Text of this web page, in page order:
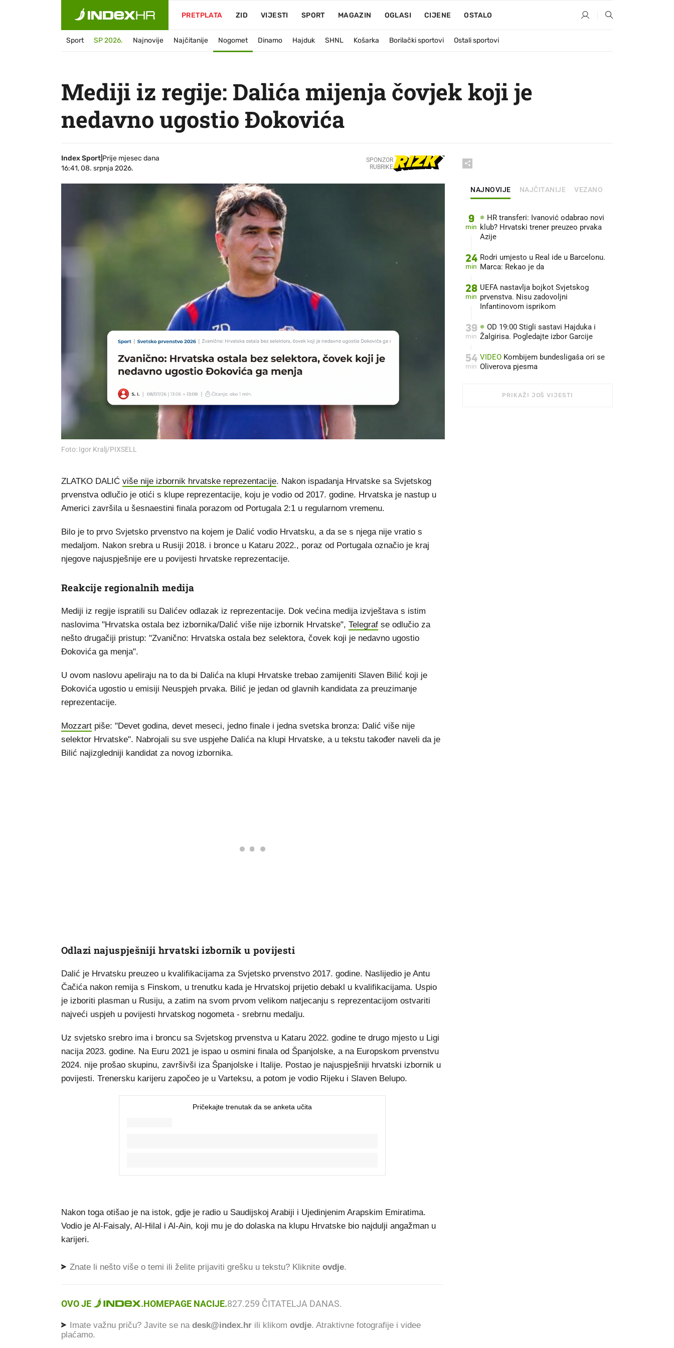
PRETPLATA ZID VIJESTI SPORT MAGAZIN OGLASI CIJENE OSTALO
Sport SP 2026. Najnovije Najčitanije Nogomet Dinamo Hajduk SHNL Košarka Borilački sportovi Ostali sportovi
Mediji iz regije: Dalića mijenja čovjek koji je
nedavno ugostio Đokovića
Index Sport
Prije mjesec dana
16:41, 08. srpnja 2026.
SPONZOR
RUBRIKE
Foto: Igor Kralj/PIXSELL
ZLATKO DALIĆ više nije izbornik hrvatske reprezentacije. Nakon ispadanja Hrvatske sa Svjetskog
prvenstva odlučio je otići s klupe reprezentacije, koju je vodio od 2017. godine. Hrvatska je nastup u
Americi završila u šesnaestini finala porazom od Portugala 2:1 u regularnom vremenu.
Bilo je to prvo Svjetsko prvenstvo na kojem je Dalić vodio Hrvatsku, a da se s njega nije vratio s
medaljom. Nakon srebra u Rusiji 2018. i bronce u Kataru 2022., poraz od Portugala označio je kraj
njegove najuspješnije ere u povijesti hrvatske reprezentacije.
Reakcije regionalnih medija
Mediji iz regije ispratili su Dalićev odlazak iz reprezentacije. Dok većina medija izvještava s istim
naslovima "Hrvatska ostala bez izbornika/Dalić više nije izbornik Hrvatske", Telegraf se odlučio za
nešto drugačiji pristup: "Zvanično: Hrvatska ostala bez selektora, čovek koji je nedavno ugostio
Đokovića ga menja".
U ovom naslovu apeliraju na to da bi Dalića na klupi Hrvatske trebao zamijeniti Slaven Bilić koji je
Đokovića ugostio u emisiji Neuspjeh prvaka. Bilić je jedan od glavnih kandidata za preuzimanje
reprezentacije.
Mozzart piše: "Devet godina, devet meseci, jedno finale i jedna svetska bronza: Dalić više nije
selektor Hrvatske". Nabrojali su sve uspjehe Dalića na klupi Hrvatske, a u tekstu također naveli da je
Bilić najizgledniji kandidat za novog izbornika.
Odlazi najuspješniji hrvatski izbornik u povijesti
Dalić je Hrvatsku preuzeo u kvalifikacijama za Svjetsko prvenstvo 2017. godine. Naslijedio je Antu
Čačića nakon remija s Finskom, u trenutku kada je Hrvatskoj prijetio debakl u kvalifikacijama. Uspio
je izboriti plasman u Rusiju, a zatim na svom prvom velikom natjecanju s reprezentacijom ostvariti
najveći uspjeh u povijesti hrvatskog nogometa - srebrnu medalju.
Uz svjetsko srebro ima i broncu sa Svjetskog prvenstva u Kataru 2022. godine te drugo mjesto u Ligi
nacija 2023. godine. Na Euru 2021 je ispao u osmini finala od Španjolske, a na Europskom prvenstvu
2024. nije prošao skupinu, završivši iza Španjolske i Italije. Postao je najuspješniji hrvatski izbornik u
povijesti. Trenersku karijeru započeo je u Varteksu, a potom je vodio Rijeku i Slaven Belupo.
Nakon toga otišao je na istok, gdje je radio u Saudijskoj Arabiji i Ujedinjenim Arapskim Emiratima.
Vodio je Al-Faisaly, Al-Hilal i Al-Ain, koji mu je do dolaska na klupu Hrvatske bio najdulji angažman u
karijeri.
Znate li nešto više o temi ili želite prijaviti grešku u tekstu? Kliknite ovdje.
OVO JE .HOMEPAGE NACIJE.827.259 ČITATELJA DANAS.
Imate važnu priču? Javite se na desk@index.hr ili klikom ovdje. Atraktivne fotografije i videe
plaćamo.
NAJNOVIJE NAJČITANIJE VEZANO
9
min
HR transferi: Ivanović odabrao novi
klub? Hrvatski trener preuzeo prvaka
Azije
24
min
Rodri umjesto u Real ide u Barcelonu.
Marca: Rekao je da
28
min
UEFA nastavlja bojkot Svjetskog
prvenstva. Nisu zadovoljni
Infantinovom isprikom
39
min
OD 19:00 Stigli sastavi Hajduka i
Žalgirisa. Pogledajte izbor Garcije
54
min
VIDEO Kombijem bundesligaša ori se
Oliverova pjesma
PRIKAŽI JOŠ VIJESTI